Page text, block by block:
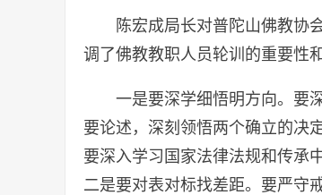
陈宏成局长对普陀山佛教协
调了佛教教职人员轮训的重要性
一是要深学细悟明方向。要
要论述，深刻领悟两个确立的决
要深入学习国家法律法规和传承
二是要对表对标找差距。要严守